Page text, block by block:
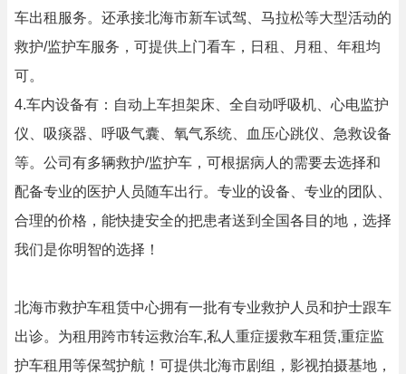
车出租服务。还承接北海市新车试驾、马拉松等大型活动的
救护/监护车服务，可提供上门看车，日租、月租、年租均
可。
4.车内设备有：自动上车担架床、全自动呼吸机、心电监护
仪、吸痰器、呼吸气囊、氧气系统、血压心跳仪、急救设备
等。公司有多辆救护/监护车，可根据病人的需要去选择和
配备专业的医护人员随车出行。专业的设备、专业的团队、
合理的价格，能快捷安全的把患者送到全国各目的地，选择
我们是你明智的选择！
北海市救护车租赁中心拥有一批有专业救护人员和护士跟车
出诊。为租用跨市转运救治车,私人重症援救车租赁,重症监
护车租用等保驾护航！可提供北海市剧组，影视拍摄基地，